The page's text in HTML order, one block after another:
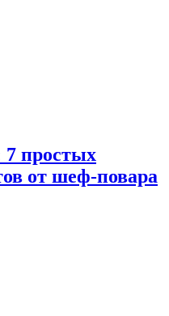
простых
от шеф-повара